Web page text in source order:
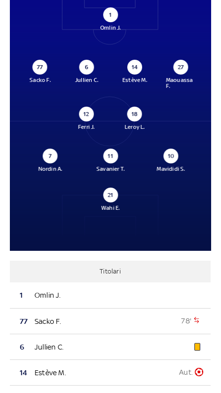
1
Omlin J.
77
Sacko F.
6
Jullien C.
14
Estève M.
27
Maouassa
F.
12
Ferri J.
18
Leroy L.
7
Nordin A.
11
Savanier T.
10
Mavididi S.
21
Wahi E.
Titolari
1 Omlin J.
77 Sacko F. 78'
6 Jullien C.
14 Estève M. Aut.